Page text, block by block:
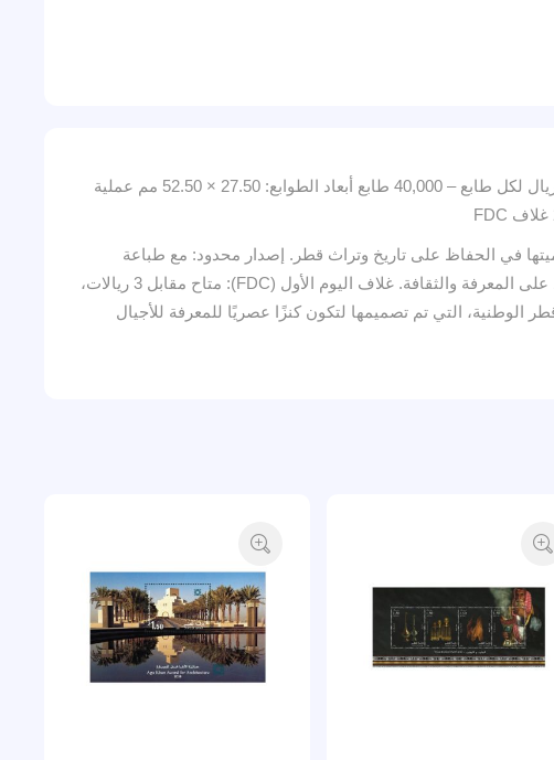
تفاصيل الطوابع: اسم الإصدار: مكتبة قطر الوطنية تاريخ الإصدار: 16 أبريل 2018 عدد الطوابع: 2 طابع الفئة والكمية المطبوعة: 1 ريال لكل طابع – 40,000 طابع أبعاد الطوابع: 27.50 × 52.50 مم عملية
في الحفاظ على تاريخ وتراث قطر. إصدار محدود: مع طباعة
40,000 طابع فقط، تُعتبر هذه المجموعة من القطع النادرة والمثيرة للاهتمام، وهي مثالية لهواة جمع الطوابع ولمن يهمهم الحفاظ على المعرفة والثقافة. غلاف اليوم الأول (FDC): متاح مقابل 3 ريالات،
المدهشة لمكتبة قطر الوطنية، التي تم تصميمها لتكون كنزًا عصريًا للمعرفة للأجيال